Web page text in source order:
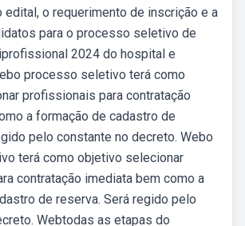
edital, o requerimento de inscrição e a
para o processo seletivo de
2024 do hospital e
processo seletivo terá como
profissionais para contratação
a formação de cadastro de
pelo constante no decreto. Webo
terá como objetivo selecionar
contratação imediata bem como a
de reserva. Será regido pelo
Webtodas as etapas do